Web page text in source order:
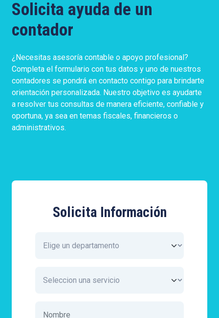
Solicita ayuda de un
contador
¿Necesitas asesoría contable o apoyo profesional?
Completa el formulario con tus datos y uno de nuestros
contadores se pondrá en contacto contigo para brindarte
orientación personalizada. Nuestro objetivo es ayudarte
a resolver tus consultas de manera eficiente, confiable y
oportuna, ya sea en temas fiscales, financieros o
administrativos.
Solicita Información